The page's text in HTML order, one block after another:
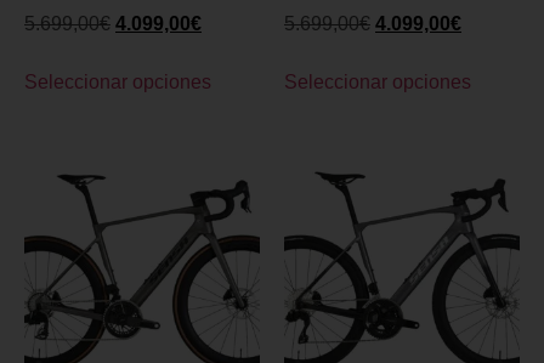
5.699,00€ 4.099,00€
Seleccionar opciones
5.699,00€ 4.099,00€
Seleccionar opciones